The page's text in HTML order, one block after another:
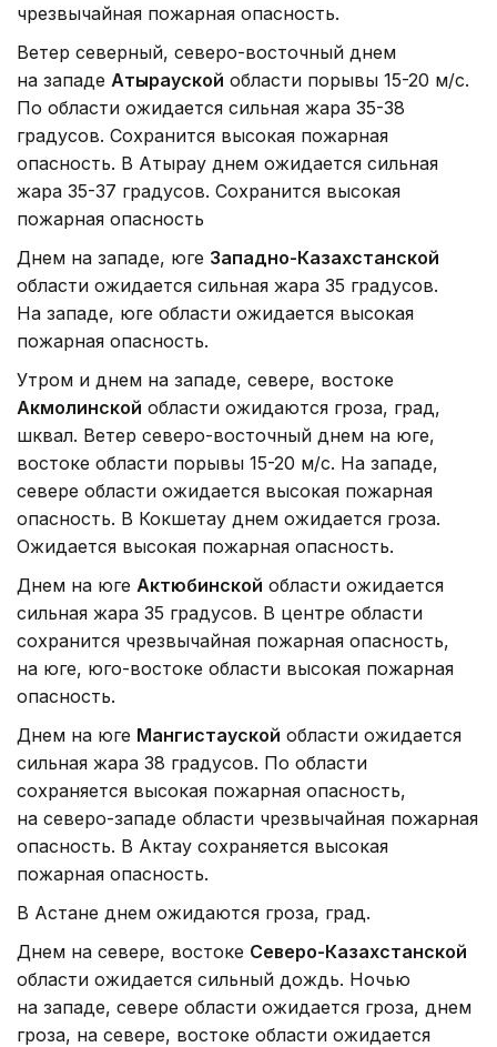
чрезвычайная пожарная опасность.
Ветер северный, северо-восточный днем
на западе Атырауской области порывы 15-20 м/с.
По области ожидается сильная жара 35-38
градусов. Сохранится высокая пожарная
опасность. В Атырау днем ожидается сильная
жара 35-37 градусов. Сохранится высокая
пожарная опасность
Днем на западе, юге Западно-Казахстанской
области ожидается сильная жара 35 градусов.
На западе, юге области ожидается высокая
пожарная опасность.
Утром и днем на западе, севере, востоке
Акмолинской области ожидаются гроза, град,
шквал. Ветер северо-восточный днем на юге,
востоке области порывы 15-20 м/с. На западе,
севере области ожидается высокая пожарная
опасность. В Кокшетау днем ожидается гроза.
Ожидается высокая пожарная опасность.
Днем на юге Актюбинской области ожидается
сильная жара 35 градусов. В центре области
сохранится чрезвычайная пожарная опасность,
на юге, юго-востоке области высокая пожарная
опасность.
Днем на юге Мангистауской области ожидается
сильная жара 38 градусов. По области
сохраняется высокая пожарная опасность,
на северо-западе области чрезвычайная пожарная
опасность. В Актау сохраняется высокая
пожарная опасность.
В Астане днем ожидаются гроза, град.
Днем на севере, востоке Северо-Казахстанской
области ожидается сильный дождь. Ночью
на западе, севере области ожидается гроза, днем
гроза, на севере, востоке области ожидается